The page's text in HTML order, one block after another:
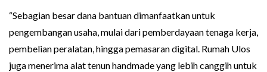
“Sebagian besar dana bantuan dimanfaatkan untuk
pengembangan usaha, mulai dari pemberdayaan tenaga kerja,
pembelian peralatan, hingga pemasaran digital. Rumah Ulos
juga menerima alat tenun handmade yang lebih canggih untuk